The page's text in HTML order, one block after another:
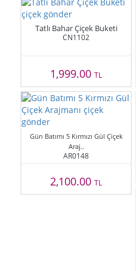
Tatlı Bahar Çiçek Buketi
CN1102
1,999.00TL
Gün Batımı 5 Kırmızı Gül Çiçek
Araj..
AR0148
2,100.00TL